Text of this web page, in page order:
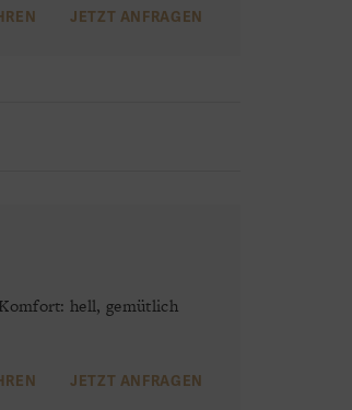
JETZT ANFRAGEN
hell, gemütlich
JETZT ANFRAGEN